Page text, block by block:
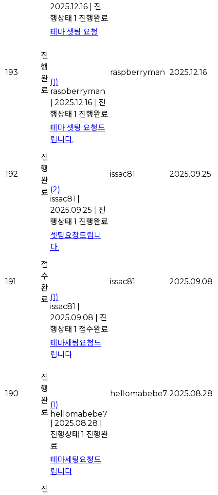
2025.12.16
진
행상태 1 진행완료
193
진
행
완
료
테마 셋팅 요청
(1)
raspberryman
2025.12.16
진
행상태 1 진행완료
raspberryman 2025.12.16
192
진
행
완
료
테마 셋팅 요청드
립니다.
(2)
issac81
2025.09.25
진
행상태 1 진행완료
issac81 2025.09.25
191
접
수
완
료
셋팅요청드립니
다.
(1)
issac81
2025.09.08
진
행상태 1 접수완료
issac81 2025.09.08
190
진
행
완
료
테마세팅요청드
립니다
(1)
hellomabebe7
2025.08.28
진행상태 1 진행완
료
hellomabebe7 2025.08.28
진
테마세팅요청드
립니다